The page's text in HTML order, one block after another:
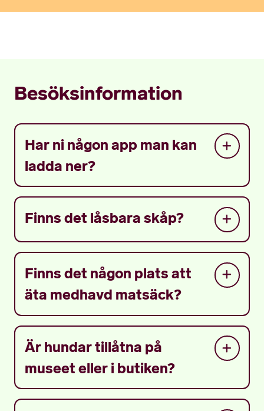
Besöksinformation
Har ni någon app man kan
ladda ner?
Finns det låsbara skåp?
Finns det någon plats att
äta medhavd matsäck?
Är hundar tillåtna på
museet eller i butiken?